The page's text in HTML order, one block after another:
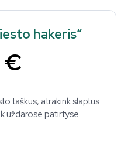
3,333
hakeris“
€
taškus, atrakink slaptus
uždarose patirtyse